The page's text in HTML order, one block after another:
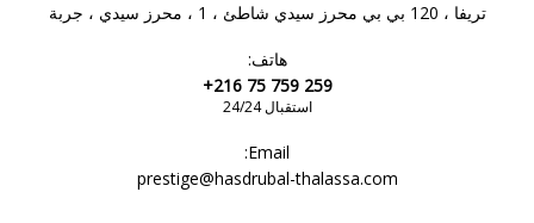
تريفا ، 120 بي بي محرز سيدي شاطئ ، 1 ، محرز سيدي ، جربة
هاتف:
+216 75 759 259
استقبال 24/24
Email:
prestige@hasdrubal-thalassa.com